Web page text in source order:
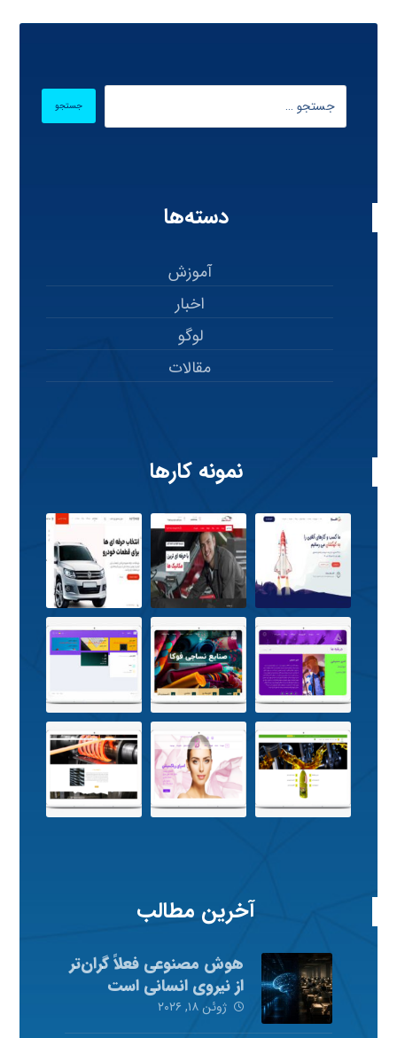
دسته‌ها
آموزش
اخبار
لوگو
مقالات
نمونه کارها
آخرین مطالب
هوش مصنوعی فعلاً گران‌تر
از نیروی انسانی است
ژوئن ۱۸, ۲۰۲۶